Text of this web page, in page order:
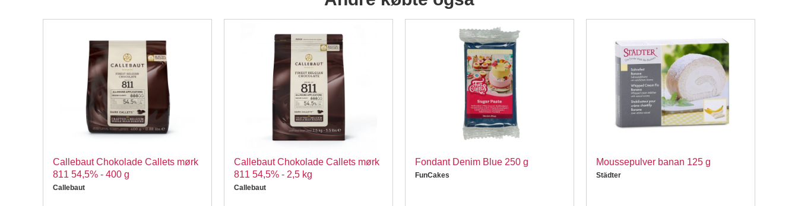
Callebaut Chokolade Callets mørk
811 54,5% - 400 g
Callebaut
Callebaut Chokolade Callets mørk
811 54,5% - 2,5 kg
Callebaut
Fondant Denim Blue 250 g
FunCakes
Moussepulver banan 125 g
Städter